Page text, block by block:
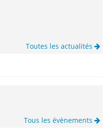
Toutes les actualités
Tous les évènements